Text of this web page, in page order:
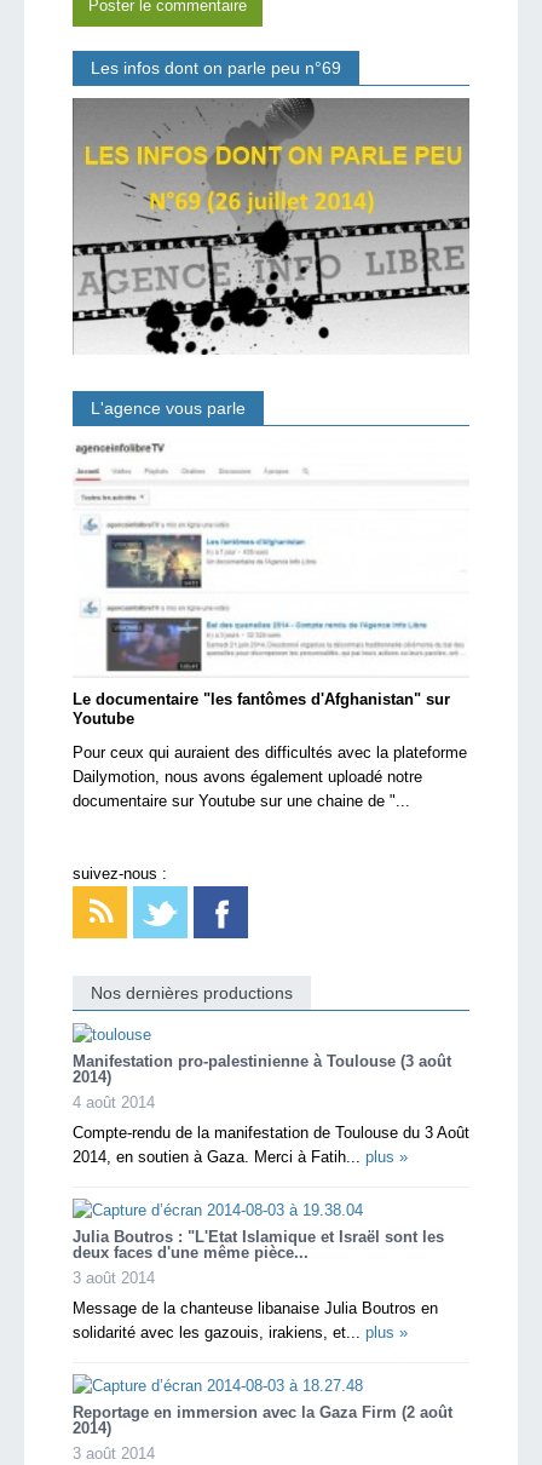
Les infos dont on parle peu n°69
L'agence vous parle
Le documentaire "les fantômes d'Afghanistan" sur
Youtube
Pour ceux qui auraient des difficultés avec la plateforme
Dailymotion, nous avons également uploadé notre
documentaire sur Youtube sur une chaine de "...
suivez-nous :
Nos dernières productions
Manifestation pro-palestinienne à Toulouse (3 août
2014)
4 août 2014
Compte-rendu de la manifestation de Toulouse du 3 Août
2014, en soutien à Gaza. Merci à Fatih... plus »
Julia Boutros : "L'Etat Islamique et Israël sont les
deux faces d'une même pièce...
3 août 2014
Message de la chanteuse libanaise Julia Boutros en
solidarité avec les gazouis, irakiens, et... plus »
Reportage en immersion avec la Gaza Firm (2 août
2014)
3 août 2014